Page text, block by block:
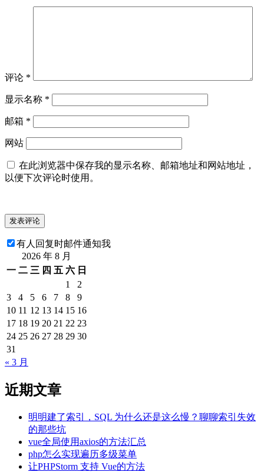
评论 *
显示名称 *
邮箱 *
网站
在此浏览器中保存我的显示名称、邮箱地址和网站地址，
以便下次评论时使用。
有人回复时邮件通知我
2026 年 8 月
一 二 三 四 五 六 日
1
2
3
4 5 6 7 8
9
10 11 12 13 14 15 16
17 18 19 20 21 22 23
24 25 26 27 28 29 30
31
« 3 月
近期文章
明明建了索引，SQL 为什么还是这么慢？聊聊索引失效
的那些坑
vue全局使用axios的方法汇总
php怎么实现遍历多级菜单
让PHPStorm 支持 Vue的方法